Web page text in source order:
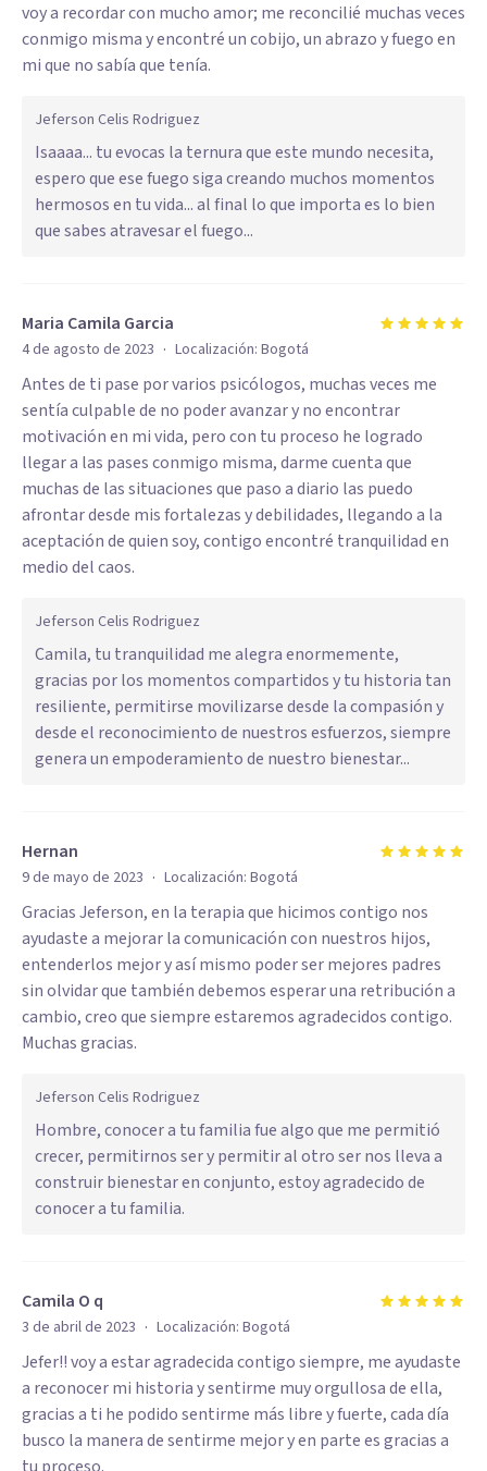
voy a recordar con mucho amor; me reconcilié muchas veces
conmigo misma y encontré un cobijo, un abrazo y fuego en
mi que no sabía que tenía.
Jeferson Celis Rodriguez
Isaaaa... tu evocas la ternura que este mundo necesita,
espero que ese fuego siga creando muchos momentos
hermosos en tu vida... al final lo que importa es lo bien
que sabes atravesar el fuego...
Maria Camila Garcia
4 de agosto de 2023 · Localización: Bogotá
Antes de ti pase por varios psicólogos, muchas veces me
sentía culpable de no poder avanzar y no encontrar
motivación en mi vida, pero con tu proceso he logrado
llegar a las pases conmigo misma, darme cuenta que
muchas de las situaciones que paso a diario las puedo
afrontar desde mis fortalezas y debilidades, llegando a la
aceptación de quien soy, contigo encontré tranquilidad en
medio del caos.
Jeferson Celis Rodriguez
Camila, tu tranquilidad me alegra enormemente,
gracias por los momentos compartidos y tu historia tan
resiliente, permitirse movilizarse desde la compasión y
desde el reconocimiento de nuestros esfuerzos, siempre
genera un empoderamiento de nuestro bienestar...
Hernan
9 de mayo de 2023 · Localización: Bogotá
Gracias Jeferson, en la terapia que hicimos contigo nos
ayudaste a mejorar la comunicación con nuestros hijos,
entenderlos mejor y así mismo poder ser mejores padres
sin olvidar que también debemos esperar una retribución a
cambio, creo que siempre estaremos agradecidos contigo.
Muchas gracias.
Jeferson Celis Rodriguez
Hombre, conocer a tu familia fue algo que me permitió
crecer, permitirnos ser y permitir al otro ser nos lleva a
construir bienestar en conjunto, estoy agradecido de
conocer a tu familia.
Camila O q
3 de abril de 2023 · Localización: Bogotá
Jefer!! voy a estar agradecida contigo siempre, me ayudaste
a reconocer mi historia y sentirme muy orgullosa de ella,
gracias a ti he podido sentirme más libre y fuerte, cada día
busco la manera de sentirme mejor y en parte es gracias a